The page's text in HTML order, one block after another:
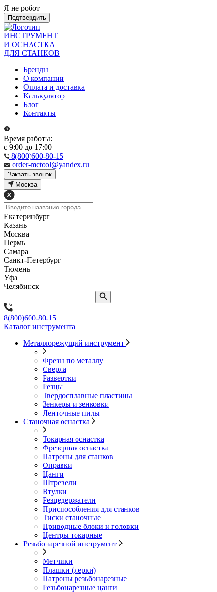
Я не робот
Подтвердить
ИНСТРУМЕНТ
И ОСНАСТКА
ДЛЯ СТАНКОВ
Бренды
О компании
Оплата и доставка
Калькулятор
Блог
Контакты
Время работы:
с 9:00 до 17:00
8(800)600-80-15
order-mctool@yandex.ru
Закзать звонок
Москва
Екатеринбург
Казань
Москва
Пермь
Самара
Санкт-Петербург
Тюмень
Уфа
Челябинск
8(800)600-80-15
Каталог инструмента
Металлорежущий инструмент
Фрезы по металлу
Сверла
Развертки
Резцы
Твердосплавные пластины
Зенкеры и зенковки
Ленточные пилы
Станочная оснастка
Токарная оснастка
Фрезерная оснастка
Патроны для станков
Оправки
Цанги
Штревели
Втулки
Резцедержатели
Приспособления для станков
Тиски станочные
Приводные блоки и головки
Центры токарные
Резьбонарезной инструмент
Метчики
Плашки (лерки)
Патроны резьбонарезные
Резьбонарезные цанги